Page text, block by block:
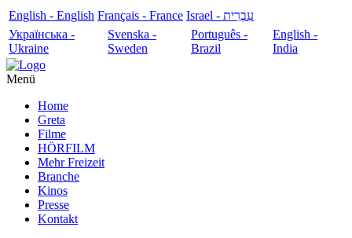
English - English Français - France
עִבְרִית - Israel
Українська -
Ukraine
Svenska -
Sweden
Português -
Brazil
English -
India
Menü
Home
Greta
Filme
HÖRFILM
Mehr Freizeit
Branche
Kinos
Presse
Kontakt